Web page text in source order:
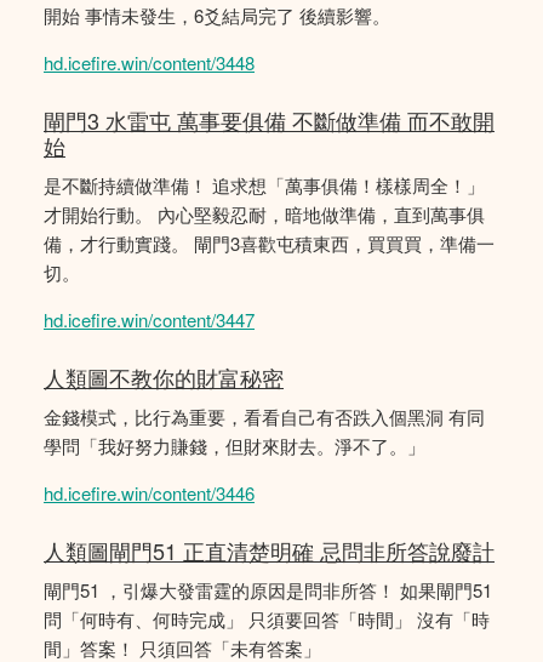
開始 事情未發生，6爻結局完了 後續影響。
hd.icefire.win/content/3448
閘門3 水雷屯 萬事要俱備 不斷做準備 而不敢開
始
是不斷持續做準備！ 追求想「萬事俱備！樣樣周全！」
才開始行動。 內心堅毅忍耐，暗地做準備，直到萬事俱
備，才行動實踐。 閘門3喜歡屯積東西，買買買，準備一
切。
hd.icefire.win/content/3447
人類圖不教你的財富秘密
金錢模式，比行為重要，看看自己有否跌入個黑洞 有同
學問「我好努力賺錢，但財來財去。淨不了。」
hd.icefire.win/content/3446
人類圖閘門51 正直清楚明確 忌問非所答說廢計
閘門51 ，引爆大發雷霆的原因是問非所答！ 如果閘門51
問「何時有、何時完成」 只須要回答「時間」 沒有「時
間」答案！ 只須回答「未有答案」